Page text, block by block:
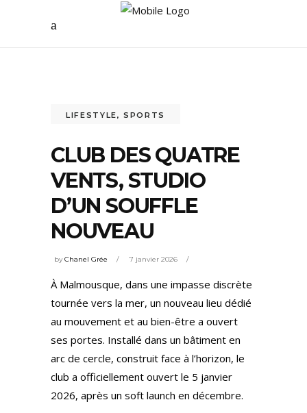
LIFESTYLE,SPORTS
CLUB DES QUATRE
VENTS, STUDIO
D’UN SOUFFLE
NOUVEAU
byChanel Grée 7 janvier 2026
À Malmousque, dans une impasse discrète
tournée vers la mer, un nouveau lieu dédié
au mouvement et au bien-être a ouvert
ses portes. Installé dans un bâtiment en
arc de cercle, construit face à l’horizon, le
club a officiellement ouvert le 5 janvier
2026, après un soft launch en décembre.